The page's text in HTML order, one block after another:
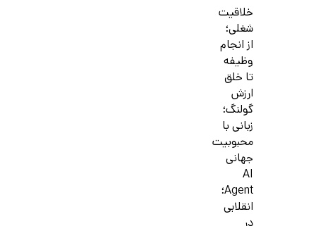
خلاقیت
شغلی؛
از انجام
وظیفه
تا خلق
ارزش
گولنگ؛
زبانی با
محبوبیت
جهانی
AI
Agent؛
انقلابی